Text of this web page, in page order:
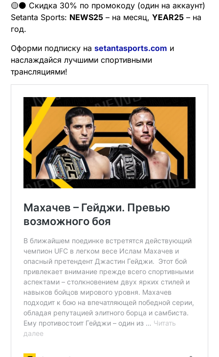
🟡⚫️ Скидка 30% по промокоду (один на аккаунт)
Setanta Sports: NEWS25 – на месяц, YEAR25 – на
год.
Оформи подписку на setantasports.com и
наслаждайся лучшими спортивными
трансляциями!